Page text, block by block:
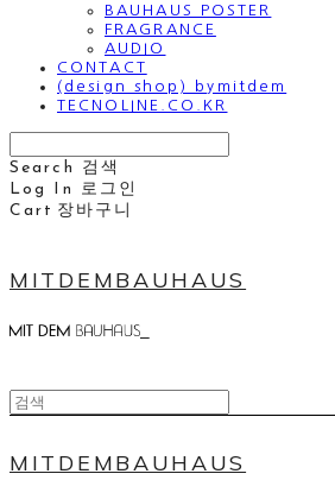
BAUHAUS POSTER
FRAGRANCE
AUDIO
CONTACT
(design shop) bymitdem
TECNOLINE.CO.KR
Search
검색
Log In
로그인
Cart 장바구니
MITDEMBAUHAUS
MITDEMBAUHAUS